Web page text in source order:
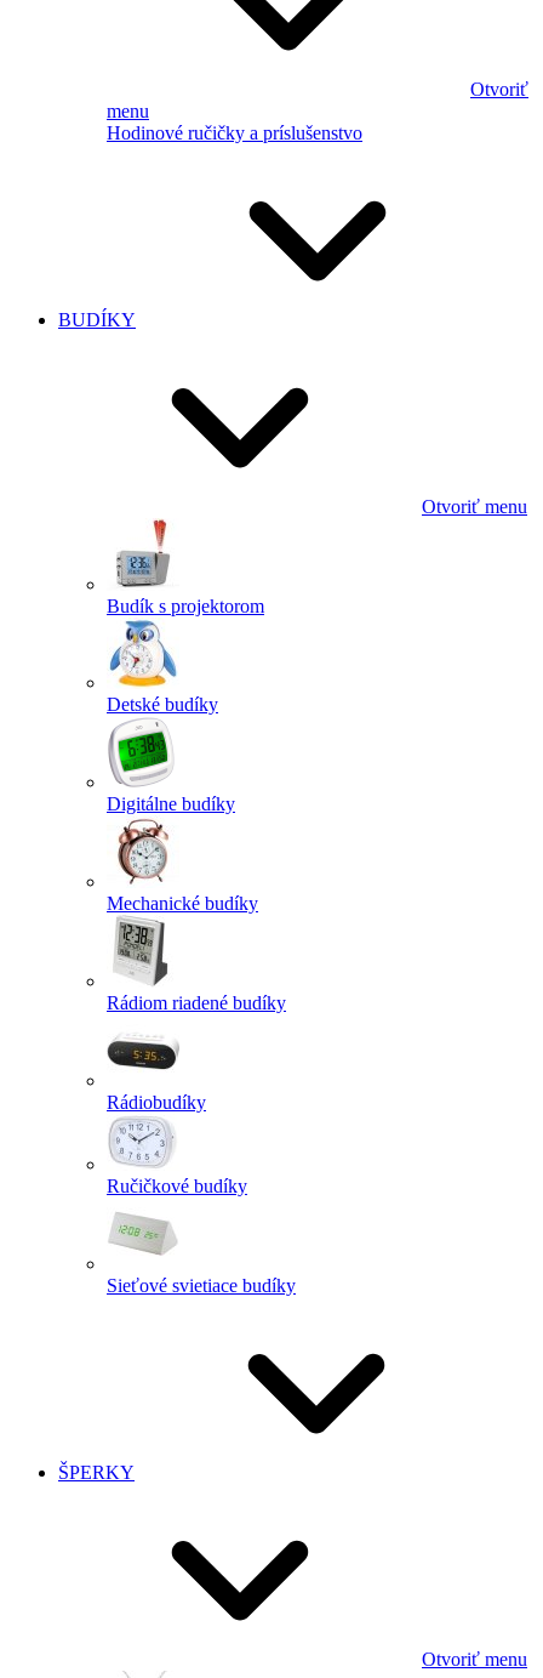
Otvoriť
menu
Hodinové ručičky a príslušenstvo
BUDÍKY
Otvoriť menu
Budík s projektorom
Detské budíky
Digitálne budíky
Mechanické budíky
Rádiom riadené budíky
Rádiobudíky
Ručičkové budíky
Sieťové svietiace budíky
ŠPERKY
Otvoriť menu